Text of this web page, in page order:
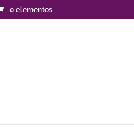
0 elementos